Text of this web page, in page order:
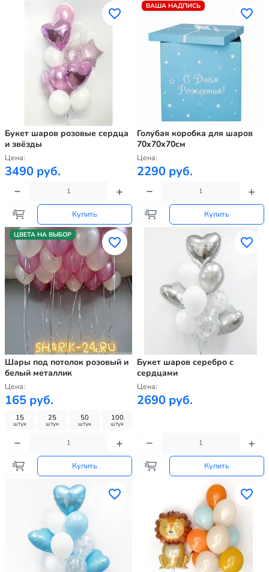
Букет шаров розовые сердца
и звёзды
Цена:
3490 руб.
Купить
ВАША НАДПИСЬ
Голубая коробка для шаров
70х70х70см
Цена:
2290 руб.
Купить
ЦВЕТА НА ВЫБОР
Шары под потолок розовый и
белый металлик
Цена:
165 руб.
15
штук
25
штук
50
штук
100
штук
Купить
Букет шаров серебро с
сердцами
Цена:
2690 руб.
Купить